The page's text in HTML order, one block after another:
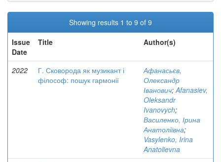
Showing results 1 to 9 of 9
Issue
Date
Title Author(s)
2022
Г. Сковорода як музикант і
філософ: пошук гармонії
Афанасьєв,
Олександр
Іванович;Afanasiev,
Oleksandr
Ivanovych;
Василенко, Ірина
Анатоліївна;
Vasylenko, Irina
Anatolievna